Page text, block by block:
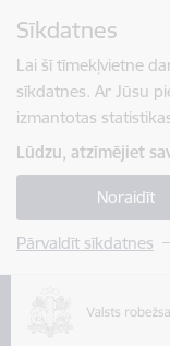
Sīkdatnes
Lai šī tīmekļvietne
sīkdatnes. Ar Jūsu
izmantotas
Lūdzu, atzīmējiet
Noraidīt
Pārvaldīt sīkdatnes